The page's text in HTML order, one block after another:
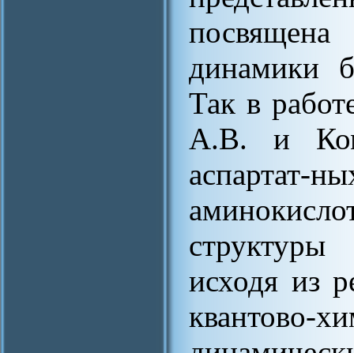
динамики
Так в
А.В. и
структуры
исходя из
квантово-